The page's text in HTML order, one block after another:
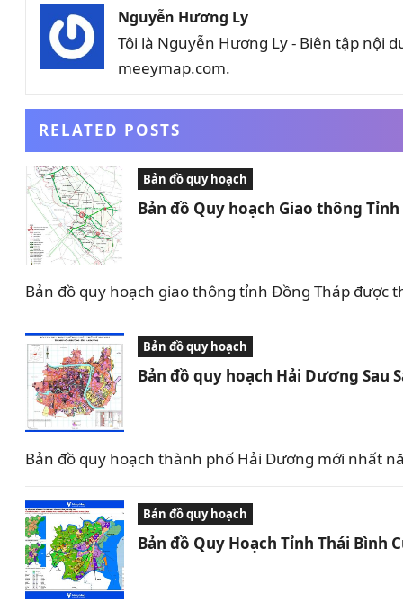
Nguyễn Hương Ly
Tôi là Nguyễn Hương Ly - Biên tập nội
meeymap.com.
RELATED POSTS
Bản đồ quy hoạch
Bản đồ Quy hoạch Giao thông
Bản đồ quy hoạch giao thông tỉnh Đồng Tháp
Bản đồ quy hoạch
Bản đồ quy hoạch Hải Dương Sau
Bản đồ quy hoạch thành phố Hải Dương mới nhất
Bản đồ quy hoạch
Bản đồ Quy Hoạch Tỉnh Thái Bình